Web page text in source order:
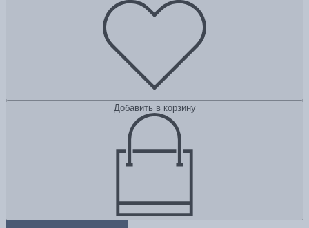
Добавить в корзину